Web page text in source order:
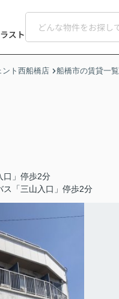
ント西船橋店 船橋市の賃貸一覧
口」停歩2分
ス「三山入口」停歩2分